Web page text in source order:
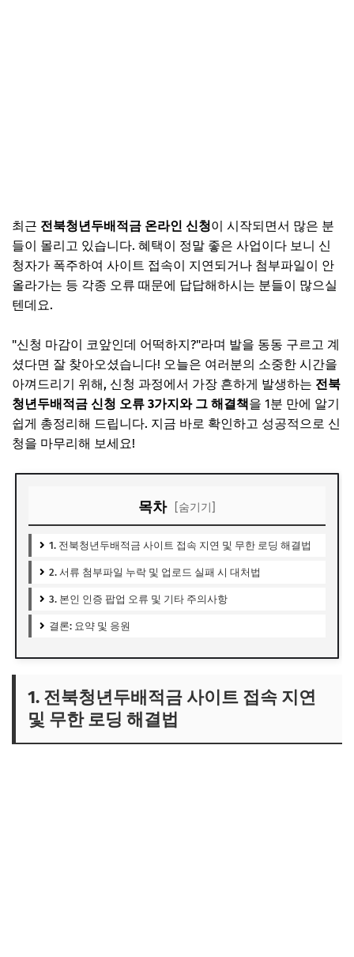
최근 전북청년두배적금 온라인 신청이 시작되면서 많은 분
들이 몰리고 있습니다. 혜택이 정말 좋은 사업이다 보니 신
청자가 폭주하여 사이트 접속이 지연되거나 첨부파일이 안
올라가는 등 각종 오류 때문에 답답해하시는 분들이 많으실
텐데요.
"신청 마감이 코앞인데 어떡하지?"라며 발을 동동 구르고 계
셨다면 잘 찾아오셨습니다! 오늘은 여러분의 소중한 시간을
아껴드리기 위해, 신청 과정에서 가장 흔하게 발생하는 전북
청년두배적금 신청 오류 3가지와 그 해결책을 1분 만에 알기
쉽게 총정리해 드립니다. 지금 바로 확인하고 성공적으로 신
청을 마무리해 보세요!
목차 [숨기기]
1. 전북청년두배적금 사이트 접속 지연 및 무한 로딩 해결법
2. 서류 첨부파일 누락 및 업로드 실패 시 대처법
3. 본인 인증 팝업 오류 및 기타 주의사항
결론: 요약 및 응원
1. 전북청년두배적금 사이트 접속 지연
및 무한 로딩 해결법